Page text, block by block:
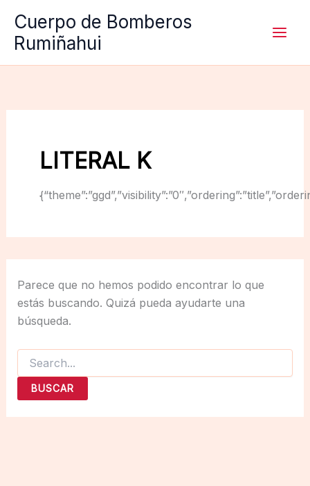
contenido
Cuerpo de Bomberos
Rumiñahui
LITERAL K
Parece que no hemos podido encontrar lo que
estás buscando. Quizá pueda ayudarte una
búsqueda.
Buscar
por: